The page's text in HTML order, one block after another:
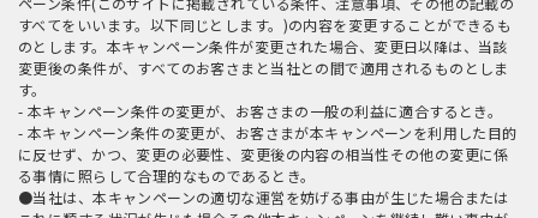
すべてをいいます。以下同じとします。)の内容を変更することができるも
のとします。本キャンペーン条件が変更された場合、変更日以降は、当該
変更後の条件が、すべてのお客さまと当社との間で適用されるものとしま
す。
- 本キャンペーン条件の変更が、お客さまの一般の利益に適合するとき。
- 本キャンペーン条件の変更が、お客さまが本キャンペーンを利用した目的
に反せず、かつ、変更の必要性、変更後の内容の相当性その他の変更に係
る事情に照らして合理的なものであるとき。
●当社は、本キャンペーンの適切な運営を妨げる事由が生じた場合または